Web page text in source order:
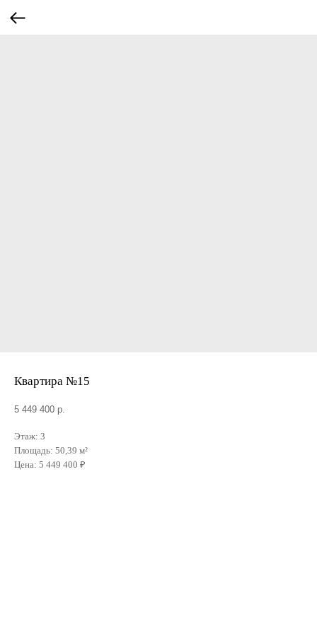
Квартира №15
5 449 400 р.
Этаж: 3
Площадь: 50,39 м²
Цена: 5 449 400 ₽